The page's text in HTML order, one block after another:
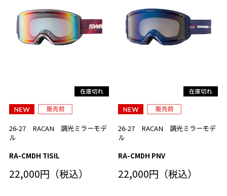
26-27 RACAN 調光ミラーモデ
ル
RA-CMDH TISIL
22,000円（税込）
26-27 RACAN 調光ミラーモデ
ル
RA-CMDH PNV
22,000円（税込）